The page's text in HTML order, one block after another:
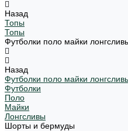
Назад
Топы
Топы
Футболки поло майки
Назад
Футболки поло майки
Футболки
Поло
Майки
Лонгсливы
Шорты и бермуды